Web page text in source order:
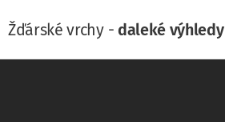
Žďárské vrchy - daleké výhledy